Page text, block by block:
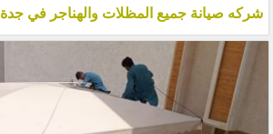
شركه صيانة جميع المظلات والهناجر في جدة